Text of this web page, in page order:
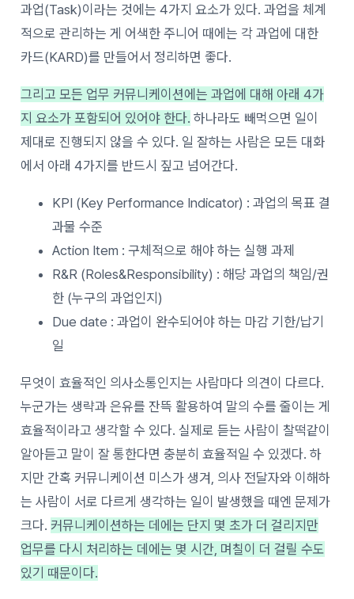
과업(Task)이라는 것에는 4가지 요소가 있다. 과업을 체계
적으로 관리하는 게 어색한 주니어 때에는 각 과업에 대한
카드(KARD)를 만들어서 정리하면 좋다.
그리고 모든 업무 커뮤니케이션에는 과업에 대해 아래 4가
지 요소가 포함되어 있어야 한다. 하나라도 빼먹으면 일이
제대로 진행되지 않을 수 있다. 일 잘하는 사람은 모든 대화
에서 아래 4가지를 반드시 짚고 넘어간다.
KPI (Key Performance Indicator) : 과업의 목표 결
과물 수준
Action Item : 구체적으로 해야 하는 실행 과제
R&R (Roles&Responsibility) : 해당 과업의 책임/권
한 (누구의 과업인지)
Due date : 과업이 완수되어야 하는 마감 기한/납기
일
무엇이 효율적인 의사소통인지는 사람마다 의견이 다르다.
누군가는 생략과 은유를 잔뜩 활용하여 말의 수를 줄이는 게
효율적이라고 생각할 수 있다. 실제로 듣는 사람이 찰떡같이
알아듣고 말이 잘 통한다면 충분히 효율적일 수 있겠다. 하
지만 간혹 커뮤니케이션 미스가 생겨, 의사 전달자와 이해하
는 사람이 서로 다르게 생각하는 일이 발생했을 때엔 문제가
크다. 커뮤니케이션하는 데에는 단지 몇 초가 더 걸리지만
업무를 다시 처리하는 데에는 몇 시간, 며칠이 더 걸릴 수도
있기 때문이다.